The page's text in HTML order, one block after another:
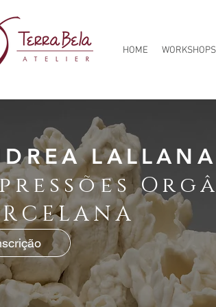
HOME WORKSHOPS
LALLANA